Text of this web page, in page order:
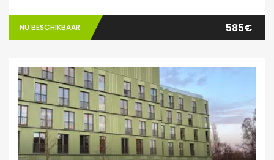
NU BESCHIKBAAR 585€